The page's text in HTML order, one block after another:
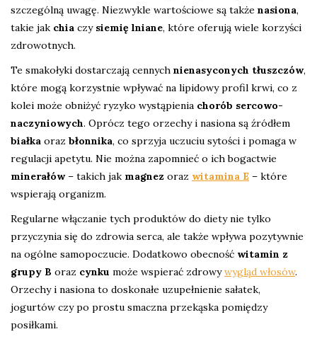
szczególną uwagę. Niezwykle wartościowe są także nasiona,
takie jak chia czy siemię lniane, które oferują wiele korzyści
zdrowotnych.
Te smakołyki dostarczają cennych nienasyconych tłuszczów,
które mogą korzystnie wpływać na lipidowy profil krwi, co z
kolei może obniżyć ryzyko wystąpienia chorób sercowo-
naczyniowych. Oprócz tego orzechy i nasiona są źródłem
białka oraz błonnika, co sprzyja uczuciu sytości i pomaga w
regulacji apetytu. Nie można zapomnieć o ich bogactwie
minerałów– takich jak magnez oraz witamina E – które
wspierają organizm.
Regularne włączanie tych produktów do diety nie tylko
przyczynia się do zdrowia serca, ale także wpływa pozytywnie
na ogólne samopoczucie. Dodatkowo obecność witamin z
grupy B oraz cynku może wspierać zdrowywygląd włosów.
Orzechy i nasiona to doskonałe uzupełnienie sałatek,
jogurtów czy po prostu smaczna przekąska pomiędzy
posiłkami.